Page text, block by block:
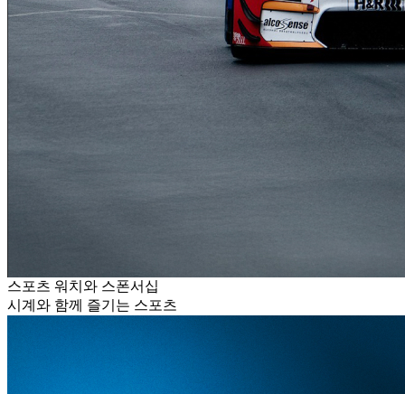
스포츠 워치와 스폰서십
시계와 함께 즐기는 스포츠